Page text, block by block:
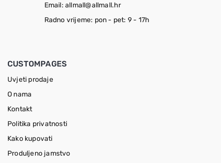
Email: allmall@allmall.hr
Radno vrijeme: pon - pet: 9 - 17h
CUSTOMPAGES
Uvjeti prodaje
O nama
Kontakt
Politika privatnosti
Kako kupovati
Produljeno jamstvo